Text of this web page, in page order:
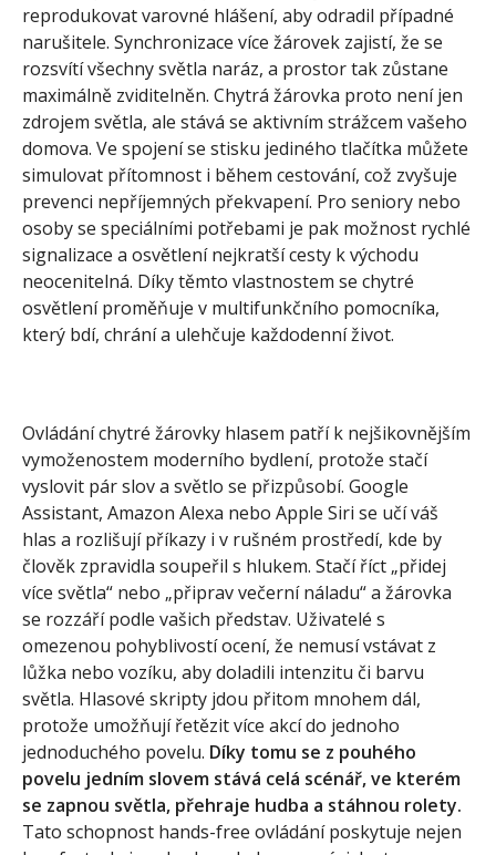
reprodukovat varovné hlášení, aby odradil případné
narušitele. Synchronizace více žárovek zajistí, že se
rozsvítí všechny světla naráz, a prostor tak zůstane
maximálně zviditelněn. Chytrá žárovka proto není jen
zdrojem světla, ale stává se aktivním strážcem vašeho
domova. Ve spojení se stisku jediného tlačítka můžete
simulovat přítomnost i během cestování, což zvyšuje
prevenci nepříjemných překvapení. Pro seniory nebo
osoby se speciálními potřebami je pak možnost rychlé
signalizace a osvětlení nejkratší cesty k východu
neocenitelná. Díky těmto vlastnostem se chytré
osvětlení proměňuje v multifunkčního pomocníka,
který bdí, chrání a ulehčuje každodenní život.
Ovládání chytré žárovky hlasem patří k nejšikovnějším
vymoženostem moderního bydlení, protože stačí
vyslovit pár slov a světlo se přizpůsobí. Google
Assistant, Amazon Alexa nebo Apple Siri se učí váš
hlas a rozlišují příkazy i v rušném prostředí, kde by
člověk zpravidla soupeřil s hlukem. Stačí říct „přidej
více světla“ nebo „připrav večerní náladu“ a žárovka
se rozzáří podle vašich představ. Uživatelé s
omezenou pohyblivostí ocení, že nemusí vstávat z
lůžka nebo vozíku, aby doladili intenzitu či barvu
světla. Hlasové skripty jdou přitom mnohem dál,
protože umožňují řetězit více akcí do jednoho
jednoduchého povelu. Díky tomu se z pouhého
povelu jedním slovem stává celá scénář, ve kterém
se zapnou světla, přehraje hudba a stáhnou rolety.
Tato schopnost hands-free ovládání poskytuje nejen